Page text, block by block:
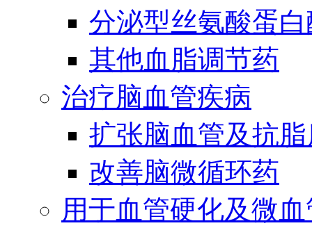
分泌型丝氨酸蛋
其他血脂调节药
治疗脑血管疾病
扩张脑血管及抗
改善脑微循环药
用于血管硬化及微